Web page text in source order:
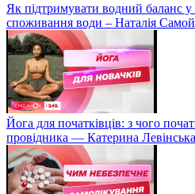
Як підтримувати водний баланс у
споживання води – Наталія
Йога для початківців: з чого
провідника — Катерина Левінська